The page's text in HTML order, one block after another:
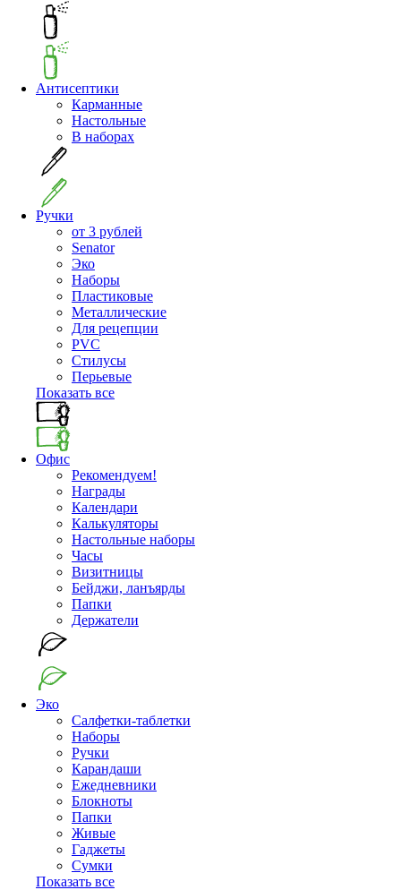
Антисептики
Карманные
Настольные
В наборах
Ручки
от 3 рублей
Senator
Эко
Наборы
Пластиковые
Металлические
Для рецепции
PVC
Стилусы
Перьевые
Показать все
Офис
Рекомендуем!
Награды
Календари
Калькуляторы
Настольные наборы
Часы
Визитницы
Бейджи, ланъярды
Папки
Держатели
Эко
Салфетки-таблетки
Наборы
Ручки
Карандаши
Ежедневники
Блокноты
Папки
Живые
Гаджеты
Сумки
Показать все